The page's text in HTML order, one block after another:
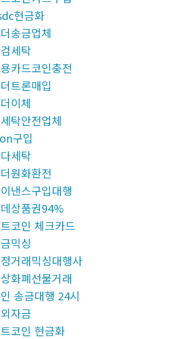
현금화
송금업체
세탁
카드코인충전
트론매입
이체
탁안전업체
구입
세탁
원화환전
낸스구입대행
상품권94%
코인 체크카드
믹싱
거래믹싱대행사
화폐선물거래
송금대행 24시
자금
코인 현금화